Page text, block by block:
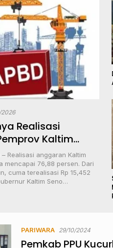
2026
Realisasi
Kaltim
Sejak Januari
Realisasi anggaran Kaltim
mencapai 76,88 persen. Dari
cuma terealisasi Rp 15,452
Kaltim Seno…
PARIWARA 29/10/2024
Pemkab PPU